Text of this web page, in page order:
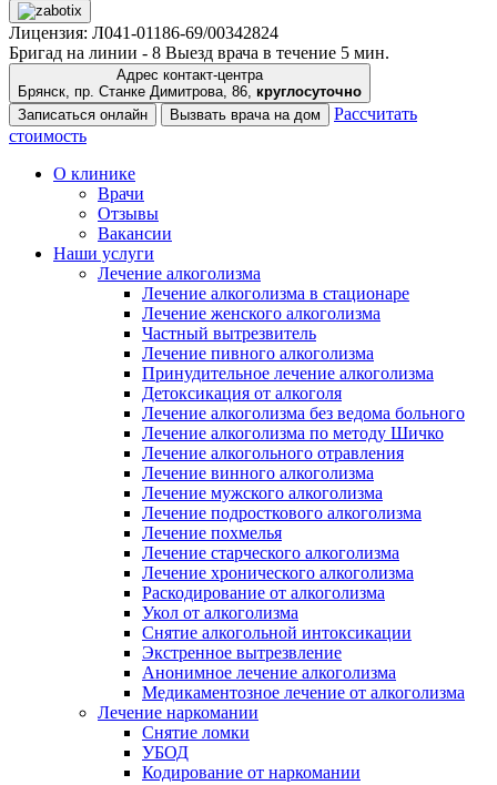
Лицензия: Л041-01186-69/00342824
Бригад на линии - 8 Выезд врача в течение 5 мин.
Адрес контакт-центра
Брянск, пр. Станке Димитрова, 86, круглосуточно
Записаться онлайн
Вызвать врача на дом
Рассчитать
стоимость
О клинике
Врачи
Отзывы
Вакансии
Наши услуги
Лечение алкоголизма
Лечение алкоголизма в стационаре
Лечение женского алкоголизма
Частный вытрезвитель
Лечение пивного алкоголизма
Принудительное лечение алкоголизма
Детоксикация от алкоголя
Лечение алкоголизма без ведома больного
Лечение алкоголизма по методу Шичко
Лечение алкогольного отравления
Лечение винного алкоголизма
Лечение мужского алкоголизма
Лечение подросткового алкоголизма
Лечение похмелья
Лечение старческого алкоголизма
Лечение хронического алкоголизма
Раскодирование от алкоголизма
Укол от алкоголизма
Снятие алкогольной интоксикации
Экстренное вытрезвление
Анонимное лечение алкоголизма
Медикаментозное лечение от алкоголизма
Лечение наркомании
Снятие ломки
УБОД
Кодирование от наркомании